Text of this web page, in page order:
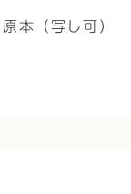
本（写し可）